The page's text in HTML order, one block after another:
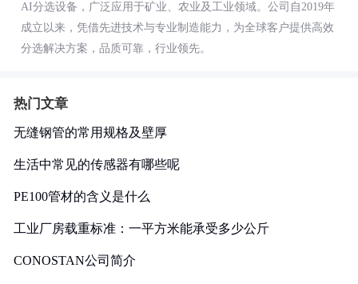
AI分选设备，广泛应用于矿业、农业及工业领域。公司自2019年
成立以来，凭借先进技术与专业制造能力，为全球客户提供高效
分选解决方案，品质可靠，行业领先。
热门文章
无缝钢管的常用规格及壁厚
生活中常见的传感器有哪些呢
PE100管材的含义是什么
工业厂房载重标准：一平方米能承受多少公斤
CONOSTAN公司简介